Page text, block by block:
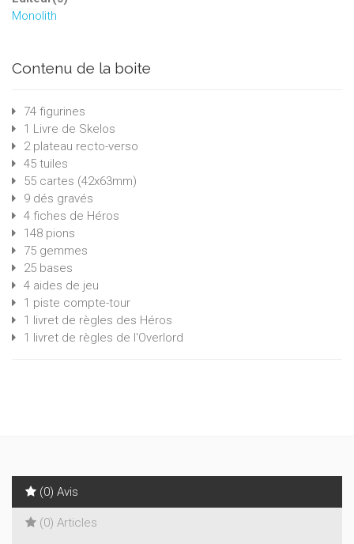
Monolith
Contenu de la boite
74 figurines
1 Livre de Skelos
2 plateau recto-verso
45 tuiles
55 cartes (42x63mm)
9 dés gravés
4 fiches de Héros
148 pions
75 gemmes
25 bases
4 aides de jeu
1 piste compte-tour
1 livret de règles des Héros
1 livret de règles de l'Overlord
(0) Avis
(0) Articles